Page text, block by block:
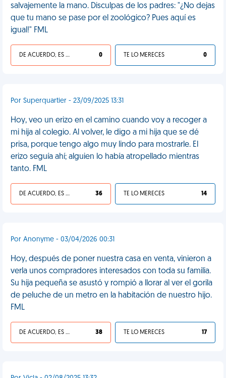
salvajemente la mano. Disculpas de los padres: "¿No dejas
que tu mano se pase por el zoológico? Pues aquí es
igual!" FML
DE ACUERDO, ES UNA VIDA HP 0 TE LO MERECES 0
Por Superquartier - 23/09/2025 13:31
Hoy, veo un erizo en el camino cuando voy a recoger a
mi hija al colegio. Al volver, le digo a mi hija que se dé
prisa, porque tengo algo muy lindo para mostrarle. El
erizo seguía ahí; alguien lo había atropellado mientras
tanto. FML
DE ACUERDO, ES UNA VIDA HP 36 TE LO MERECES 14
Por Anonyme - 03/04/2026 00:31
Hoy, después de poner nuestra casa en venta, vinieron a
verla unos compradores interesados con toda su familia.
Su hija pequeña se asustó y rompió a llorar al ver el gorila
de peluche de un metro en la habitación de nuestro hijo.
FML
DE ACUERDO, ES UNA VIDA HP 38 TE LO MERECES 17